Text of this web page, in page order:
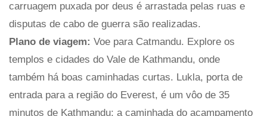
carruagem puxada por deus é arrastada pelas ruas e
disputas de cabo de guerra são realizadas.
Plano de viagem: Voe para Catmandu. Explore os
templos e cidades do Vale de Kathmandu, onde
também há boas caminhadas curtas. Lukla, porta de
entrada para a região do Everest, é um vôo de 35
minutos de Kathmandu; a caminhada do acampamento